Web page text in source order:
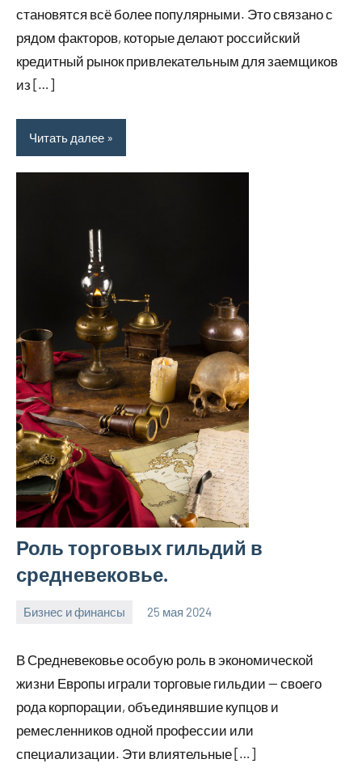
становятся всё более популярными. Это связано с
рядом факторов, которые делают российский
кредитный рынок привлекательным для заемщиков
из […]
Читать далее
Роль торговых гильдий в
средневековье.
Бизнес и финансы 25 мая 2024
В Средневековье особую роль в экономической
жизни Европы играли торговые гильдии — своего
рода корпорации, объединявшие купцов и
ремесленников одной профессии или
специализации. Эти влиятельные […]